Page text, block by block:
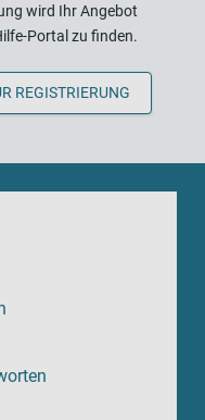
wird Ihr Angebot
Portal zu finden.
REGISTRIERUNG